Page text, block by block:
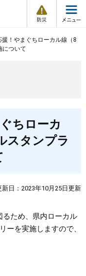
情
報
メ
ュ
援！やまぐちローカル線（8
について
ちローカ
スタンプラ
新日：2023年10月25日更新
ため、県内ローカル
ーを実施しますので、